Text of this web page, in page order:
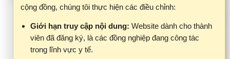
Chuyển đổi nhận diện sang tên miền mới:
QLCL.NET để đồng bộ thương hiệu với các trang trong
hệ sinh thái QuanTriBenhVien.Vnnhư KHTH.VN;
CNTT.IT; KSNK.VN; VTTB.VN; HCQT.VN ... hướng đến
chia sẻ kiến thức quản trị hiện đại, liên ngành trong bệnh